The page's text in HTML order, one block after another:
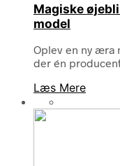
Magiske
model
Oplev en ny æra
der én
Læs Mere